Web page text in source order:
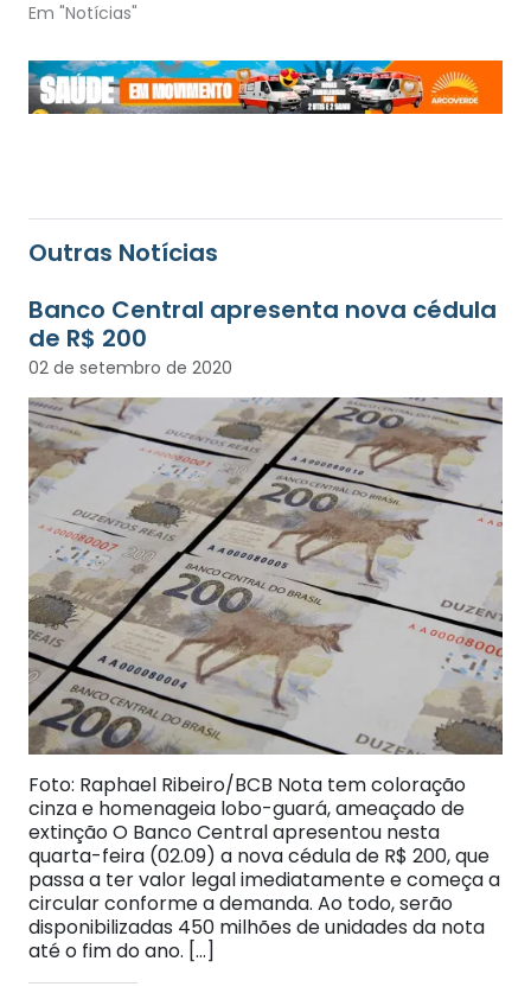
Em "Notícias"
Outras Notícias
Banco Central apresenta nova cédula
de R$ 200
02 de setembro de 2020
Foto: Raphael Ribeiro/BCB Nota tem coloração
cinza e homenageia lobo-guará, ameaçado de
extinção O Banco Central apresentou nesta
quarta-feira (02.09) a nova cédula de R$ 200, que
passa a ter valor legal imediatamente e começa a
circular conforme a demanda. Ao todo, serão
disponibilizadas 450 milhões de unidades da nota
até o fim do ano. […]